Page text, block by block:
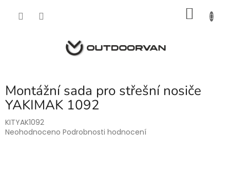
Montážní sada pro střešní nosiče
YAKIMAK 1092
KITYAK1092
Průměrné
Neohodnoceno Podrobnosti hodnocení